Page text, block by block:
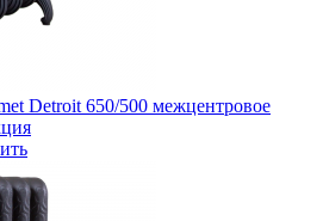
Detroit 650/500 межцентровое